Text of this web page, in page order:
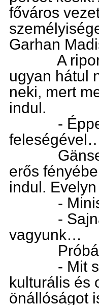
főváros
Garhan
A riporter
ugyan hátul
neki, mert
indul.
- Éppen
Gänse
erős
indul.
-
-
vagyunk…
Próbál
- Mit szól
kulturális és
önállóságot